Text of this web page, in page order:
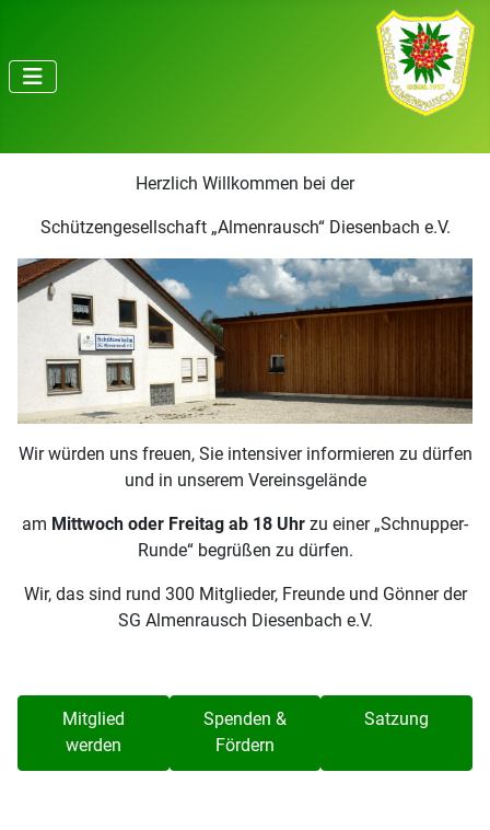
Herzlich Willkommen bei der
Schützengesellschaft „Almenrausch“ Diesenbach e.V.
Wir würden uns freuen, Sie intensiver informieren zu dürfen
und in unserem Vereinsgelände
am Mittwoch oder Freitag ab 18 Uhr zu einer „Schnupper-
Runde“ begrüßen zu dürfen.
Wir, das sind rund 300 Mitglieder, Freunde und Gönner der
SG Almenrausch Diesenbach e.V.
Mitglied
werden
Spenden &
Fördern
Satzung